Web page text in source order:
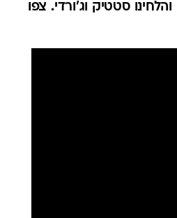
והלחינו סטטיק וג'ורדי. צפו